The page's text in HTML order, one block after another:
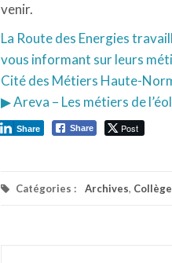
venir.
La Route des Energies
vous informant sur leurs
Cité des Métiers Haute-
▶ Areva – Les métiers de
Share Post
Share
Catégories : Archives, Collège